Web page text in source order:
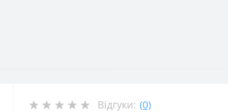
Відгуки: (0)